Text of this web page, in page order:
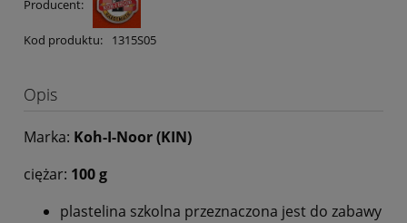
Producent:
Kod produktu: 1315S05
Opis
Marka: Koh-I-Noor (KIN)
ciężar: 100 g
plastelina szkolna przeznaczona jest do zabawy